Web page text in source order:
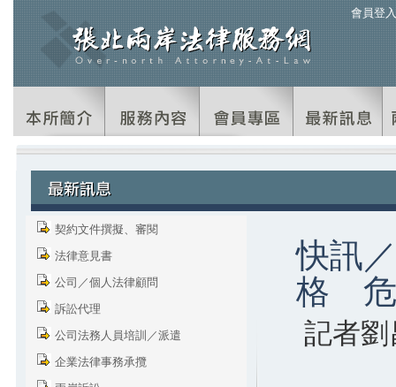
會員登入
契約文件撰擬、審閱
法律意見書
公司／個人法律顧問
訴訟代理
公司法務人員培訓／派遣
企業法律事務承攬
快訊
格 危
記者